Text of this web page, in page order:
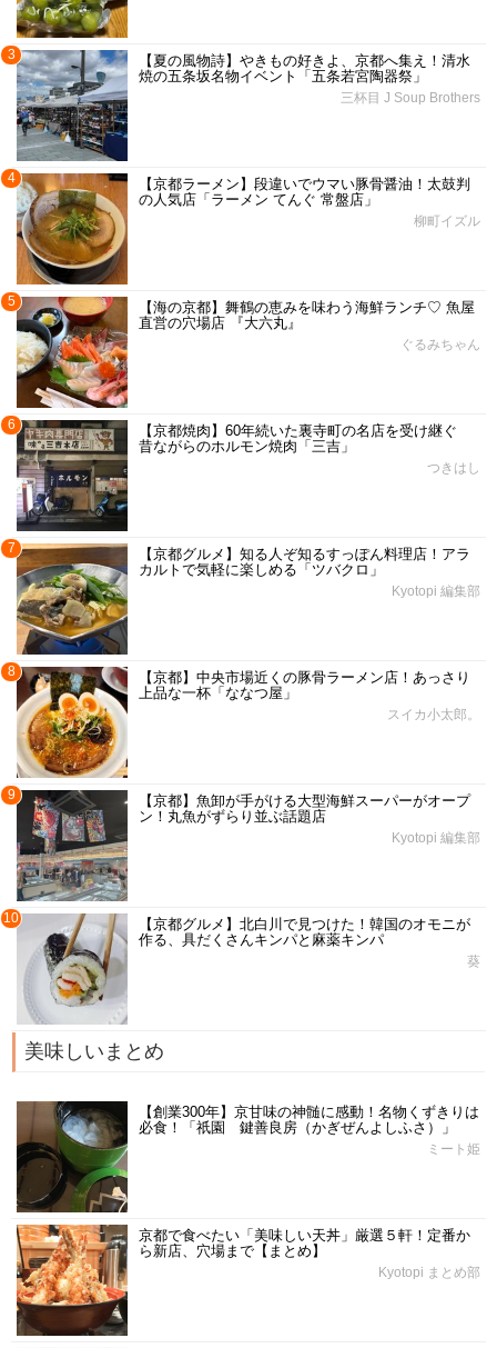
3
【夏の風物詩】やきもの好きよ、京都へ集え！清水
焼の五条坂名物イベント「五条若宮陶器祭」
三杯目 J Soup Brothers
4
【京都ラーメン】段違いでウマい豚骨醤油！太鼓判
の人気店「ラーメン てんぐ 常盤店」
柳町イズル
5
【海の京都】舞鶴の恵みを味わう海鮮ランチ♡ 魚屋
直営の穴場店 『大六丸』
ぐるみちゃん
6
【京都焼肉】60年続いた裏寺町の名店を受け継ぐ
昔ながらのホルモン焼肉「三吉」
つきはし
7
【京都グルメ】知る人ぞ知るすっぽん料理店！アラ
カルトで気軽に楽しめる「ツバクロ」
Kyotopi 編集部
8
【京都】中央市場近くの豚骨ラーメン店！あっさり
上品な一杯「ななつ屋」
スイカ小太郎。
9
【京都】魚卸が手がける大型海鮮スーパーがオープ
ン！丸魚がずらり並ぶ話題店
Kyotopi 編集部
10
【京都グルメ】北白川で見つけた！韓国のオモニが
作る、具だくさんキンパと麻薬キンパ
葵
美味しいまとめ
【創業300年】京甘味の神髄に感動！名物くずきりは
必食！「祇園 鍵善良房（かぎぜんよしふさ）」
ミート姫
京都で食べたい「美味しい天丼」厳選５軒！定番か
ら新店、穴場まで【まとめ】
Kyotopi まとめ部